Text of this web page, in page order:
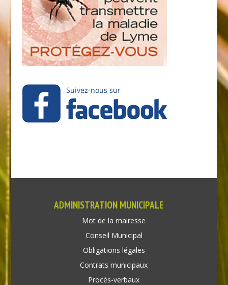
ADMINISTRATION MUNICIPALE
Mot de la mairesse
Conseil Municipal
Obligations légales
Contrats municipaux
Procès-verbaux